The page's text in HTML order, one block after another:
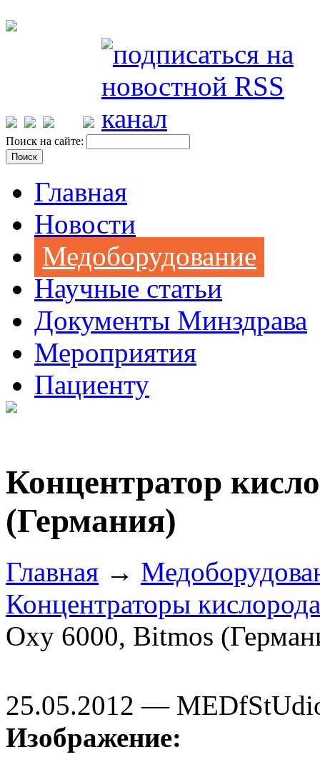
Поиск на сайте:
Главная
Новости
Медоборудование
Научные статьи
Документы Минздрава
Мероприятия
Пациенту
Концентратор
(Германия)
Главная →
Концентраторы кислорода
Oxy 6000, Bitmos
25.05.2012 —
Изображение: